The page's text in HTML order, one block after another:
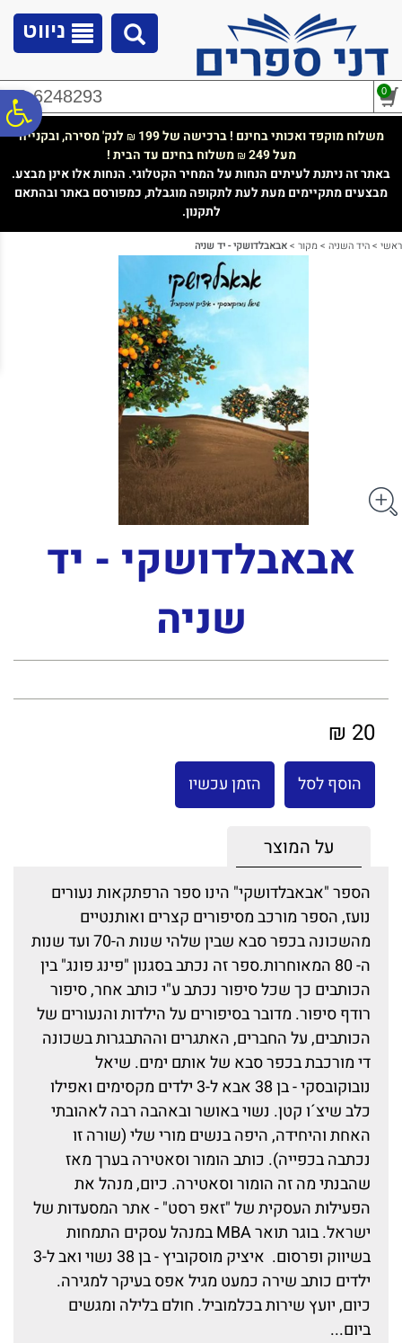
נגישות
ניווט
02-6248293 0
משלוח מוקפד ואכותי בחינם ! ברכישה של 199 ₪ לנק' מסירה, ובקנייה
מעל 249
₪משלוח בחינם עד הבית !
באתר זה ניתנת לעיתים הנחות על המחיר הקטלוגי. הנחות אלו אינן מבצע.
מבצעים מתקיימים מעת לעת לתקופה מוגבלת, כמפורסם באתר ובהתאם
לתקנון.
ראשי >היד השניה >מקור >אבאבלדושקי - יד שניה
אבאבלדושקי - יד
שניה
20 ₪
הוסף לסל הזמן עכשיו
על המוצר
הספר "אבאבלדושקי" הינו ספר הרפתקאות נעורים
נועז, הספר מורכב מסיפורים קצרים ואותנטיים
מהשכונה בכפר סבא שבין שלהי שנות ה-70 ועד שנות
ה- 80 המאוחרות.ספר זה נכתב בסגנון "פינג פונג" בין
הכותבים כך שכל סיפור נכתב ע"י כותב אחר, סיפור
רודף סיפור. מדובר בסיפורים על הילדות והנעורים של
הכותבים, על החברים, האתגרים וההתבגרות בשכונה
די מורכבת בכפר סבא של אותם ימים. שיאל
נובוקובסקי - בן 38 אבא ל-3 ילדים מקסימים ואפילו
כלב שיצ´ו קטן. נשוי באושר ובאהבה רבה לאהובתי
האחת והיחידה, היפה בנשים מורי שלי (שורה זו
נכתבה בכפייה). כותב הומור וסאטירה בערך מאז
שהבנתי מה זה הומור וסאטירה. כיום, מנהל את
הפעילות העסקית של "זאפ רסט" - אתר המסעדות של
ישראל. בוגר תואר MBA במנהל עסקים התמחות
בשיווק ופרסום. איציק מוסקוביץ - בן 38 נשוי ואב ל-3
ילדים כותב שירה כמעט מגיל אפס בעיקר למגירה.
כיום, יועץ שירות בכלמוביל. חולם בלילה ומגשים
ביום...